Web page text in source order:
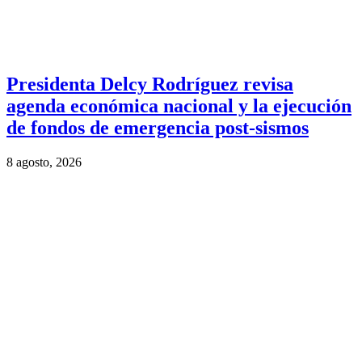
Presidenta Delcy Rodríguez revisa
agenda económica nacional y la ejecución
de fondos de emergencia post-sismos
8 agosto, 2026